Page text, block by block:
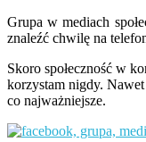
Grupa w mediach
znaleźć chwilę na
Skoro społeczność w
korzystam nigdy.
co najważniejsze.